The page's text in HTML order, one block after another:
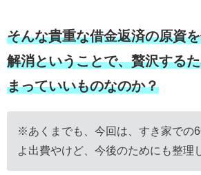
そんな貴重な借金返済の原資
解消ということで、贅沢する
まっていいものなのか？
※あくまでも、今回は、すき家での
よ出費やけど、今後のためにも整理